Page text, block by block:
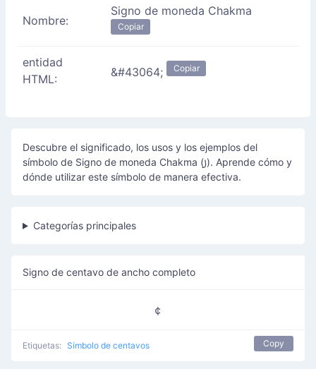
Nombre:
Signo de moneda Chakma
Copiar
entidad
HTML:
&#43064; Copiar
Descubre el significado, los usos y los ejemplos del
símbolo de Signo de moneda Chakma (꠸). Aprende cómo y
dónde utilizar este símbolo de manera efectiva.
Categorías principales
Signo de centavo de ancho completo
￠
Etiquetas: Símbolo de centavos Copy